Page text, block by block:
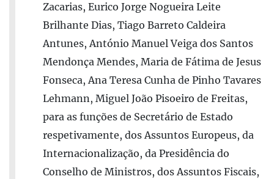
Zacarias, Eurico Jorge Nogueira Leite
Brilhante Dias, Tiago Barreto Caldeira
Antunes, António Manuel Veiga dos Santos
Mendonça Mendes, Maria de Fátima de Jesus
Fonseca, Ana Teresa Cunha de Pinho Tavares
Lehmann, Miguel João Pisoeiro de Freitas,
para as funções de Secretário de Estado
respetivamente, dos Assuntos Europeus, da
Internacionalização, da Presidência do
Conselho de Ministros, dos Assuntos Fiscais,